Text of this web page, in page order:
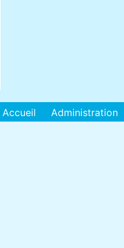
Accueil Administration